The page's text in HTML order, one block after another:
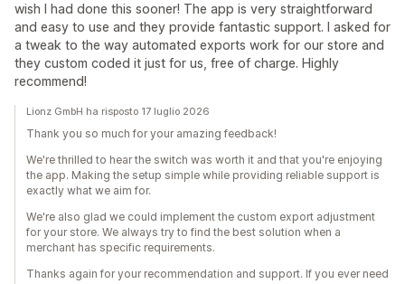
wish I had done this sooner! The app is very straightforward
and easy to use and they provide fantastic support. I asked for
a tweak to the way automated exports work for our store and
they custom coded it just for us, free of charge. Highly
recommend!
Lionz GmbH ha risposto 17 luglio 2026
Thank you so much for your amazing feedback!
We're thrilled to hear the switch was worth it and that you're enjoying
the app. Making the setup simple while providing reliable support is
exactly what we aim for.
We're also glad we could implement the custom export adjustment
for your store. We always try to find the best solution when a
merchant has specific requirements.
Thanks again for your recommendation and support. If you ever need